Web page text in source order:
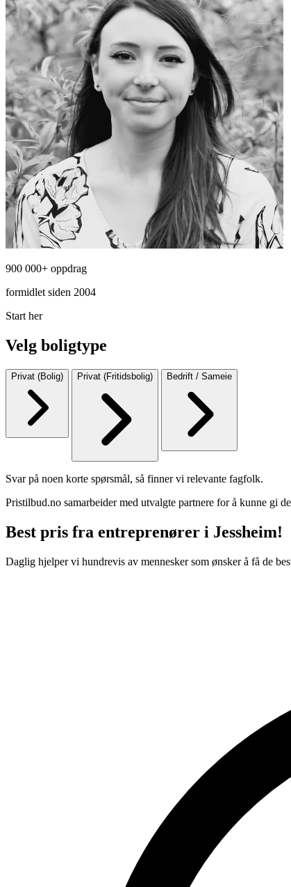
900 000+ oppdrag
formidlet siden 2004
Start her
Velg boligtype
Privat (Bolig) Privat (Fritidsbolig) Bedrift / Sameie
Svar på noen korte spørsmål, så finner vi relevante fagfolk.
Pristilbud.no samarbeider med utvalgte partnere for å kunne gi
Best pris fra entreprenører i Jessheim!
Daglig hjelper vi hundrevis av mennesker som ønsker å få de